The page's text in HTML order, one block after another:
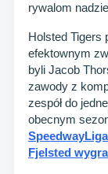
rywalom
Holsted Tigers
efektownym
byli Jacob
zawody z
zespół do
obecnym
Fjelsted